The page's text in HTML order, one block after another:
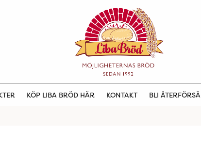
KÖP LIBA BRÖD HÄR KONTAKT BLI